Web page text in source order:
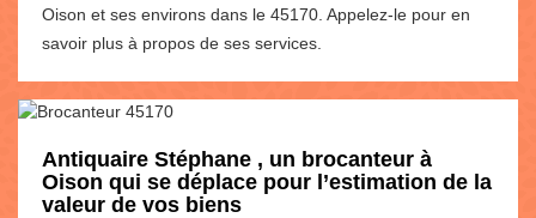
Oison et ses environs dans le 45170. Appelez-le pour en
savoir plus à propos de ses services.
Antiquaire Stéphane , un brocanteur à
Oison qui se déplace pour l’estimation de la
valeur de vos biens